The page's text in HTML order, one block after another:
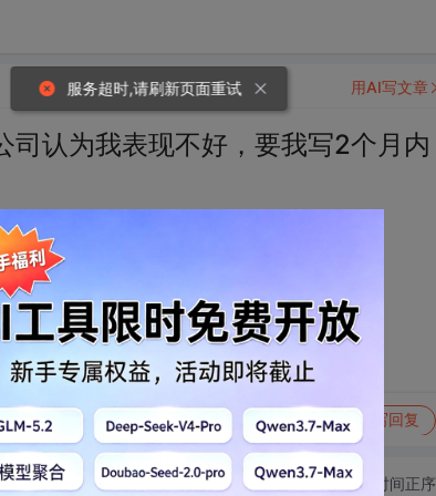
认为我表现不好，要我写2个月内
动态 举报 写回复
用AI写文章
切换为时间正序
服务超时,请刷新页面重试